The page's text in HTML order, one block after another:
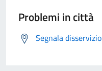
Problemi in città
Segnala disservizio